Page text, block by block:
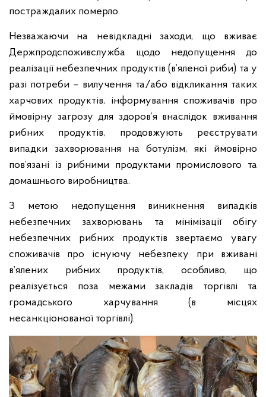
постраждалих померло.
Незважаючи на невідкладні заходи, що вживає
Держпродспоживслужба щодо недопущення до
реалізації небезпечних продуктів (в’яленої риби) та у
разі потреби – вилучення та/або відкликання таких
харчових продуктів, інформування споживачів про
ймовірну загрозу для здоров’я внаслідок вживання
рибних продуктів, продовжують реєструвати
випадки захворювання на ботулізм, які ймовірно
пов’язані із рибними продуктами промислового та
домашнього виробництва.
З метою недопущення виникнення випадків
небезпечних захворювань та мінімізації обігу
небезпечних рибних продуктів звертаємо увагу
споживачів про існуючу небезпеку при вживані
в’ялених рибних продуктів, особливо, що
реалізується поза межами закладів торгівлі та
громадського харчування (в місцях
несанкціонованої торгівлі).